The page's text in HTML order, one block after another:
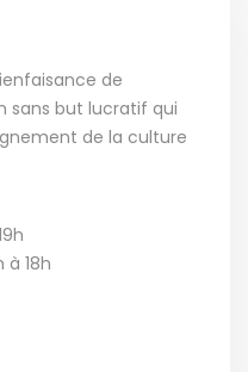
de
sans but lucratif qui
de la culture
18h